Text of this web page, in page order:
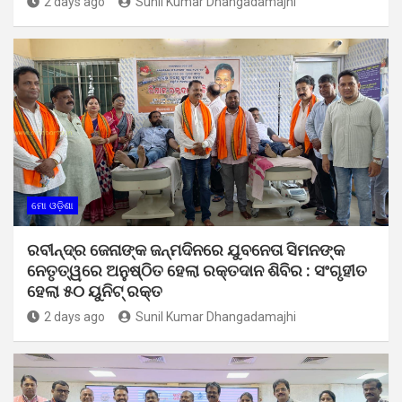
ମୋ ଓଡ଼ିଶା
ରବୀନ୍ଦ୍ର ଜେନାଙ୍କ ଜନ୍ମଦିନରେ ଯୁବନେତା ସିମନଙ୍କ
ନେତୃତ୍ୱରେ ଅନୁଷ୍ଠିତ ହେଲା ରକ୍ତଦାନ ଶିବିର : ସଂଗୃହୀତ
ହେଲା ୫୦ ୟୁନିଟ୍ ରକ୍ତ
2 days ago Sunil Kumar Dhangadamajhi